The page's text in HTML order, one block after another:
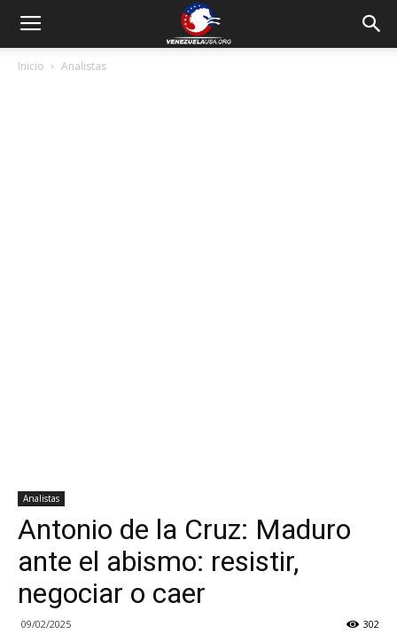
Inicio Analistas
Analistas
Antonio de la Cruz: Maduro
ante el abismo: resistir,
negociar o caer
09/02/2025 302